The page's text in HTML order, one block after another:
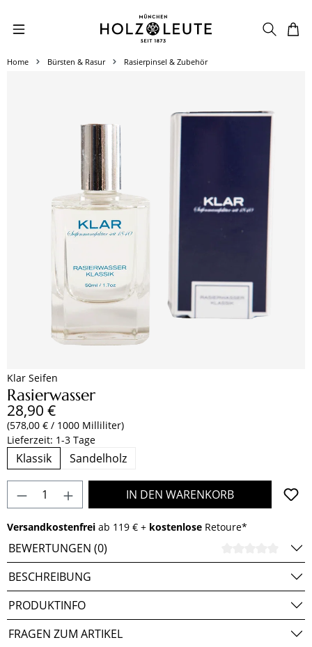
Zum Hauptinhalt springen
Home Bürsten & Rasur Rasierpinsel & Zubehör
Klar Seifen
Rasierwasser
Regulärer Preis:
28,90 €
(578,00 € / 1000 Milliliter)
Lieferzeit: 1-3 Tage
Klassik Sandelholz
Produkt Anzahl: Gib den gewünschten
IN DEN WARENKORB
Versandkostenfrei ab 119 € + kostenlose Retoure*
BEWERTUNGEN (0)
BESCHREIBUNG
PRODUKTINFO
FRAGEN ZUM ARTIKEL